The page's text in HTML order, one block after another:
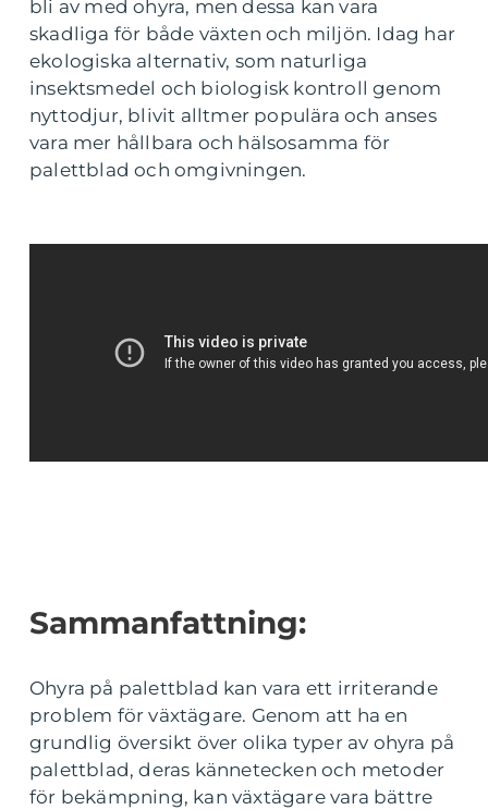
bli av med ohyra, men dessa kan vara
skadliga för både växten och miljön. Idag har
ekologiska alternativ, som naturliga
insektsmedel och biologisk kontroll genom
nyttodjur, blivit alltmer populära och anses
vara mer hållbara och hälsosamma för
palettblad och omgivningen.
Sammanfattning:
Ohyra på palettblad kan vara ett irriterande
problem för växtägare. Genom att ha en
grundlig översikt över olika typer av ohyra på
palettblad, deras kännetecken och metoder
för bekämpning, kan växtägare vara bättre